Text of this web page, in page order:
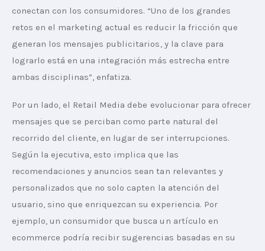
conectan con los consumidores. “Uno de los grandes
retos en el marketing actual es reducir la fricción que
generan los mensajes publicitarios, y la clave para
lograrlo está en una integración más estrecha entre
ambas disciplinas”, enfatiza.
Por un lado, el Retail Media debe evolucionar para ofrecer
mensajes que se perciban como parte natural del
recorrido del cliente, en lugar de ser interrupciones.
Según la ejecutiva, esto implica que las
recomendaciones y anuncios sean tan relevantes y
personalizados que no solo capten la atención del
usuario, sino que enriquezcan su experiencia. Por
ejemplo, un consumidor que busca un artículo en
ecommerce podría recibir sugerencias basadas en su